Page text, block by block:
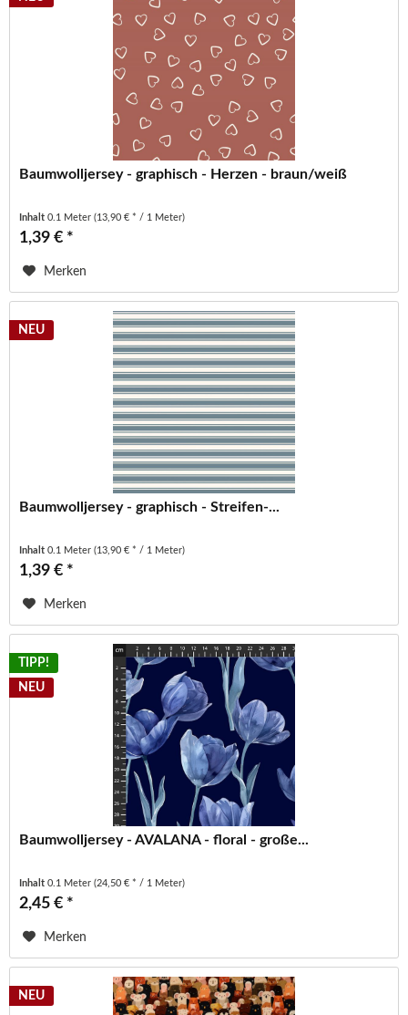
Baumwolljersey - graphisch - Herzen - braun/weiß
Inhalt0.1 Meter(13,90 € * / 1 Meter)
1,39 € *
Merken
NEU
Baumwolljersey - graphisch - Streifen-...
Inhalt0.1 Meter(13,90 € * / 1 Meter)
1,39 € *
Merken
TIPP!
NEU
Baumwolljersey - AVALANA - floral - große...
Inhalt0.1 Meter(24,50 € * / 1 Meter)
2,45 € *
Merken
NEU